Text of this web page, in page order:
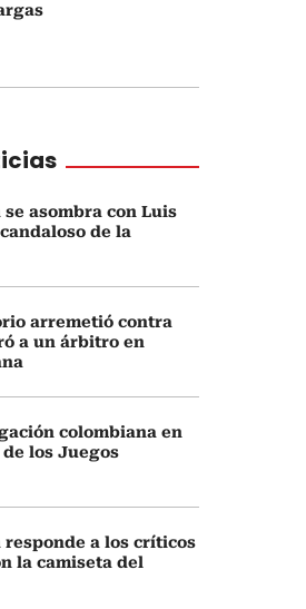
asombra con Luis
de la
arremetió contra
a un árbitro en
colombiana en
los Juegos
responde a los críticos
la camiseta del